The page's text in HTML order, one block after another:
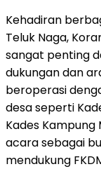
Kehadiran
Teluk Naga,
sangat penting
dukungan dan
beroperasi
desa seperti
Kades
acara sebagai
mendukung